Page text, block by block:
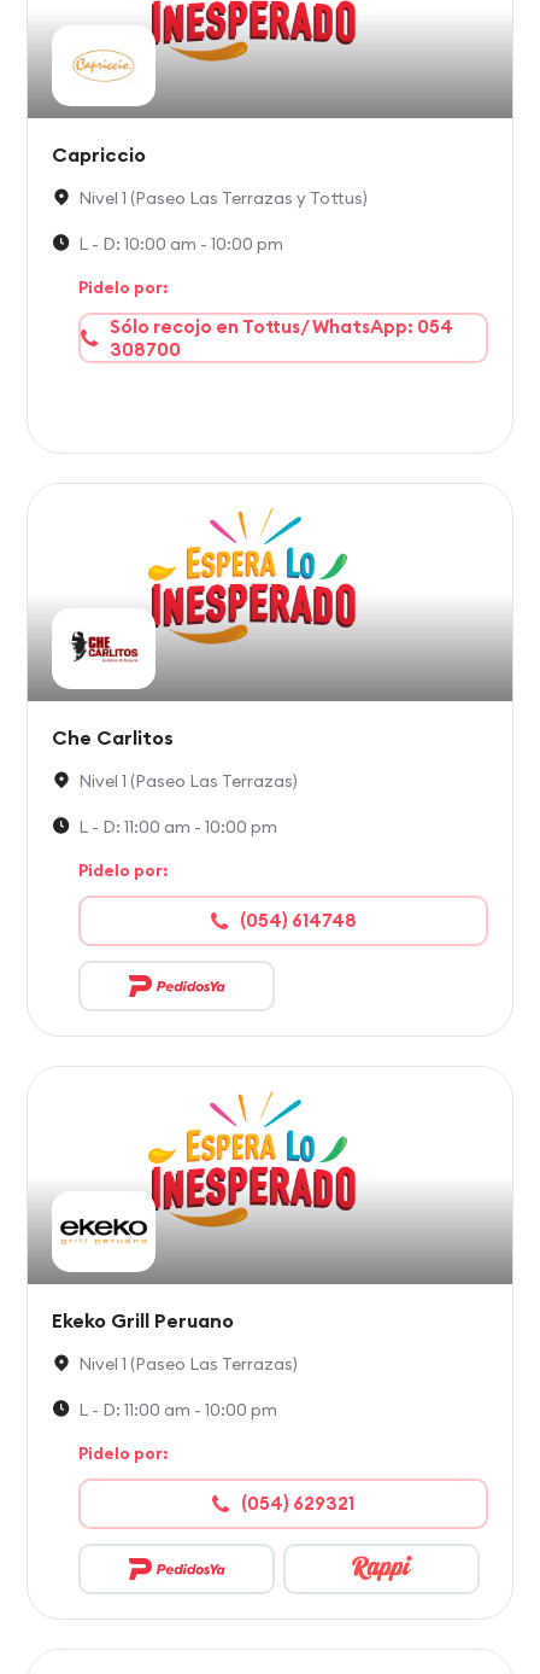
Capriccio
Nivel 1 (Paseo Las Terrazas y Tottus)
L - D: 10:00 am - 10:00 pm
Pidelo por:
Sólo recojo en Tottus/ WhatsApp: 054
308700
Che Carlitos
Nivel 1 (Paseo Las Terrazas)
L - D: 11:00 am - 10:00 pm
Pidelo por:
(054) 614748
Ekeko Grill Peruano
Nivel 1 (Paseo Las Terrazas)
L - D: 11:00 am - 10:00 pm
Pidelo por:
(054) 629321